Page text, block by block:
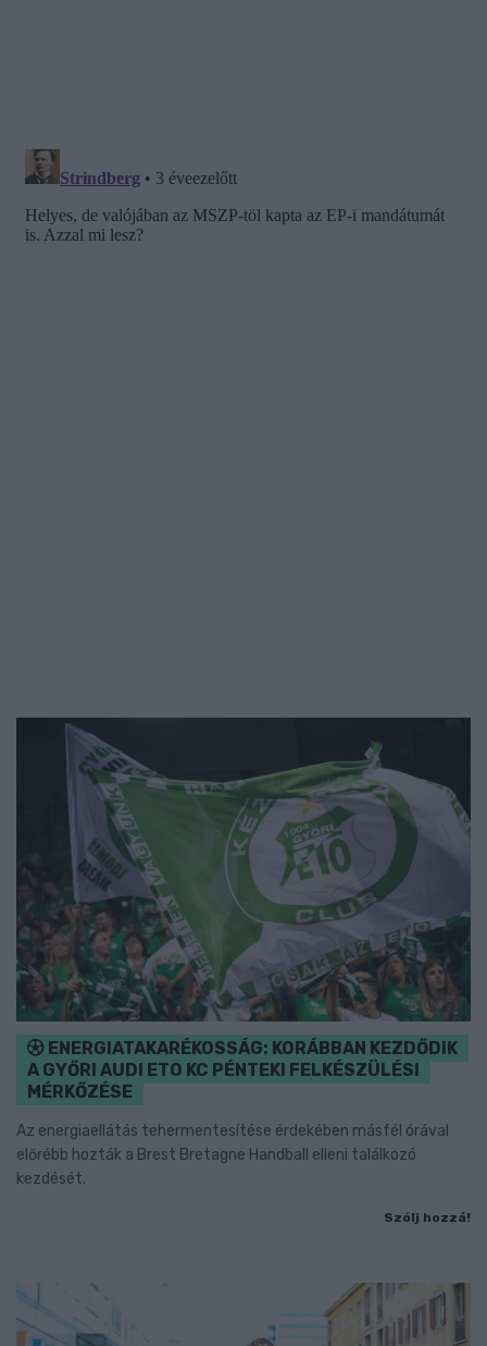
ENERGIATAKARÉKOSSÁG: KORÁBBAN KEZDŐDIK
A GYŐRI AUDI ETO KC PÉNTEKI FELKÉSZÜLÉSI
MÉRKŐZÉSE
Az energiaellátás tehermentesítése érdekében másfél órával
előrébb hozták a Brest Bretagne Handball elleni találkozó
kezdését.
Szólj hozzá!